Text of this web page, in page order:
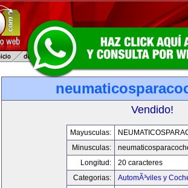
Vendido!
Mayusculas:
Minusculas:
Longitud:
20 caracteres
Categorias:
AutomÃ³viles y